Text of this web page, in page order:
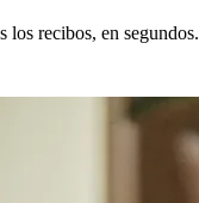
recibos, en segundos.